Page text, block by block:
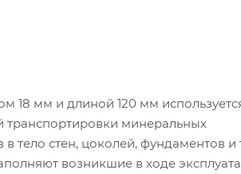
18 мм и длиной 120 мм
транспортировки минеральных
тело стен, цоколей, фундаментов и
возникшие в ходе